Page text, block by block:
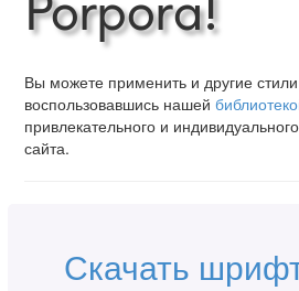
Вы можете применить и другие
воспользовавшись нашей
привлекательного и
сайта.
Скачать